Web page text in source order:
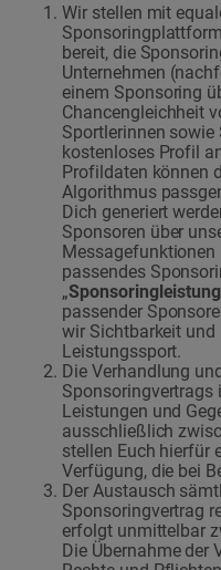
Wir stellen mit
bereit, die
Unternehmen
einem Sponsoring
Chancengleichheit
Sportlerinnen sowie
kostenloses Profil
Profildaten können
Algorithmus
Dich generiert
Sponsoren über
passendes
„Sponsoringleistung
passender
wir Sichtbarkeit und
Leistungssport.
Die Verhandlung
Sponsoringvertrags
Leistungen und
ausschließlich
stellen Euch hierfür
Verfügung, die bei
Der Austausch
Sponsoringvertrag
erfolgt unmittelbar
Die Übernahme der